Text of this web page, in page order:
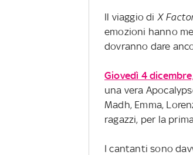
Il viaggio di X
emozioni hanno
dovranno dare
Giovedì 4
una vera
Madh, Emma,
ragazzi, per la
I cantanti sono